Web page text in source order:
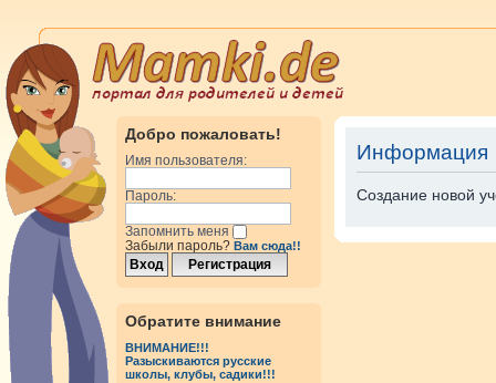
Добро пожаловать!
Имя пользователя:
Пароль:
Запомнить меня
Забыли пароль? Вам сюда!!
Обратите внимание
ВНИМАНИЕ!!!
Разыскиваются русские
школы, клубы, садики!!!
Информация
Создание новой